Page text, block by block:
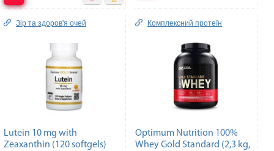
Зір та здоров'я очей
Lutein 10 mg with
Zeaxanthin (120 softgels)
Комплексний протеїн
Optimum Nutrition 100%
Whey Gold Standard (2,3 kg,